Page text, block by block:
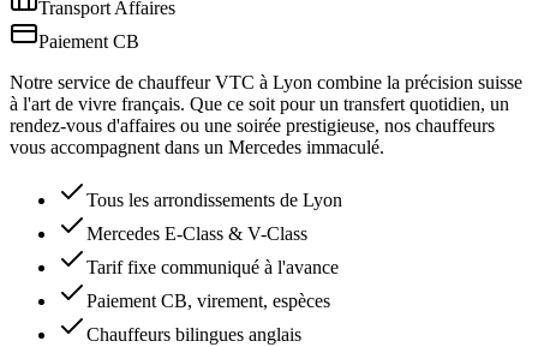
Transport Affaires
Paiement CB
Notre service de chauffeur VTC à Lyon combine la précision suisse
à l'art de vivre français. Que ce soit pour un transfert quotidien, un
rendez-vous d'affaires ou une soirée prestigieuse, nos chauffeurs
vous accompagnent dans un Mercedes immaculé.
Tous les arrondissements de Lyon
Mercedes E-Class & V-Class
Tarif fixe communiqué à l'avance
Paiement CB, virement, espèces
Chauffeurs bilingues anglais